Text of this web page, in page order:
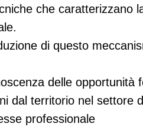
che caratterizzano
di questo
delle opportunità
dal territorio nel settore
professionale